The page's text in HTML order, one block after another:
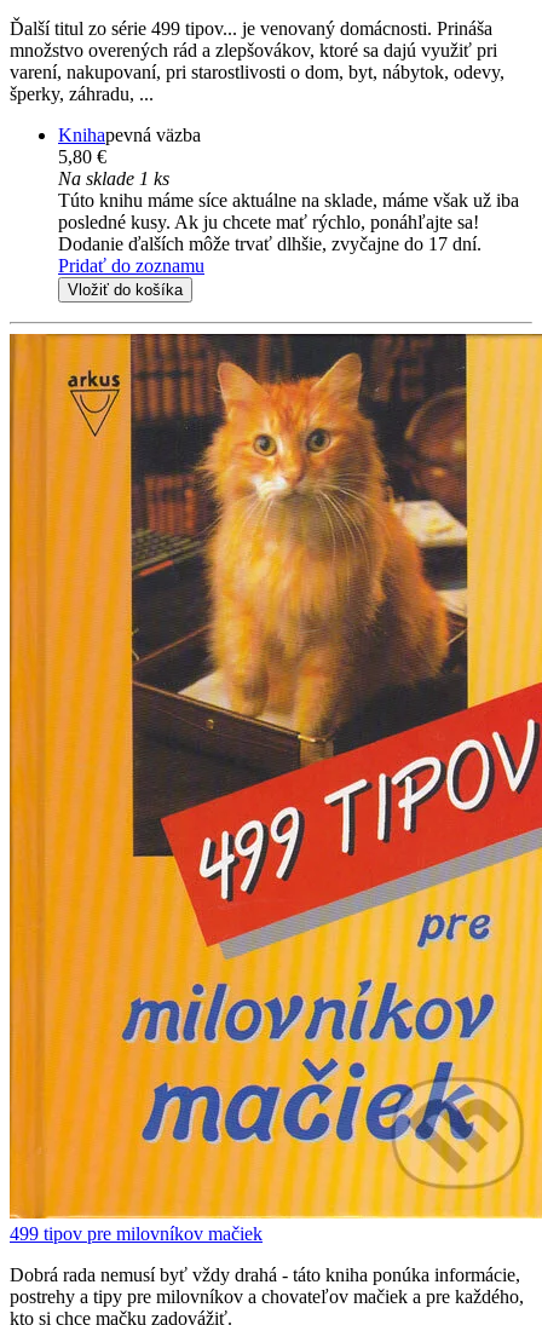
Ďalší titul zo série 499 tipov... je venovaný domácnosti. Prináša
množstvo overených rád a zlepšovákov, ktoré sa dajú využiť pri
varení, nakupovaní, pri starostlivosti o dom, byt, nábytok, odevy,
šperky, záhradu, ...
Knihapevná väzba
5,80 €
Na sklade 1 ks
Túto knihu máme síce aktuálne na sklade, máme však už iba
posledné kusy. Ak ju chcete mať rýchlo, ponáhľajte sa!
Dodanie ďalších môže trvať dlhšie, zvyčajne do 17 dní.
Pridať do zoznamu
Vložiť do košíka
499 tipov pre milovníkov mačiek
Dobrá rada nemusí byť vždy drahá - táto kniha ponúka informácie,
postrehy a tipy pre milovníkov a chovateľov mačiek a pre každého,
kto si chce mačku zadovážiť.